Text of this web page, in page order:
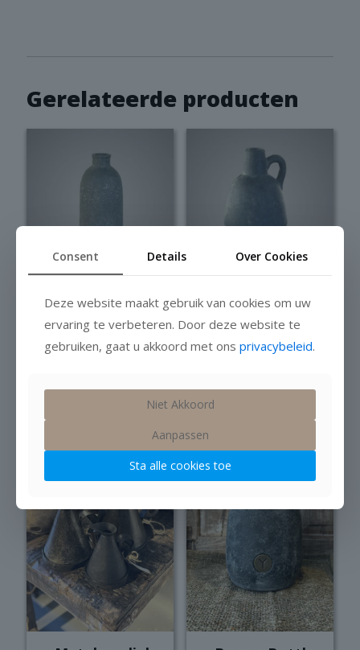
Gerelateerde producten
Brynxz Bottle
basic neck
majestic
vintage L
Brynxz Bottle
Idylle
MajesticVintage
Op voorraad
€11,95
Consent Details Over Cookies
Deze website maakt gebruik van cookies om uw
ervaring te verbeteren. Door deze website te
gebruiken, gaat u akkoord met ons privacybeleid.
Niet Akkoord
Aanpassen
Sta alle cookies toe